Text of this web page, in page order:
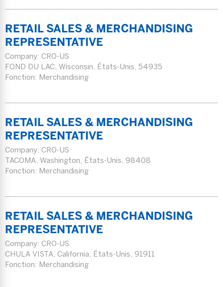
RETAIL SALES & MERCHANDISING
REPRESENTATIVE
Company: CRO-US
FOND DU LAC, Wisconsin, États-Unis, 54935
Fonction: Merchandising
RETAIL SALES & MERCHANDISING
REPRESENTATIVE
Company: CRO-US
TACOMA, Washington, États-Unis, 98408
Fonction: Merchandising
RETAIL SALES & MERCHANDISING
REPRESENTATIVE
Company: CRO-US
CHULA VISTA, California, États-Unis, 91911
Fonction: Merchandising